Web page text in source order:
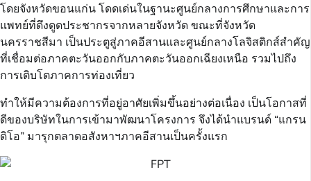
โดยจังหวัดขอนแก่น โดดเด่นในฐานะศูนย์กลางการศึกษาและการ
แพทย์ที่ดึงดูดประชากรจากหลายจังหวัด ขณะที่จังหวัด
นครราชสีมา เป็นประตูสู่ภาคอีสานและศูนย์กลางโลจิสติกส์สำคัญ
ที่เชื่อมต่อภาคตะวันออกกับภาคตะวันออกเฉียงเหนือ รวมไปถึง
การเติบโตภาคการท่องเที่ยว
ทำให้มีความต้องการที่อยู่อาศัยเพิ่มขึ้นอย่างต่อเนื่อง เป็นโอกาสที่
ดีของบริษัทในการเข้ามาพัฒนาโครงการ จึงได้นำแบรนด์ “แกรน
ดิโอ” มารุกตลาดอสังหาฯภาคอีสานเป็นครั้งแรก